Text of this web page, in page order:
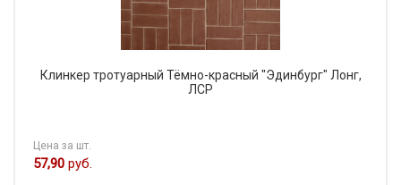
Клинкер тротуарный Тёмно-красный "Эдинбург" Лонг,
ЛСР
Цена за шт.
57,90 руб.